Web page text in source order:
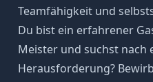
Teamfähigkeit und
Du bist ein erfahrener
Meister und suchst nach
Herausforderung?